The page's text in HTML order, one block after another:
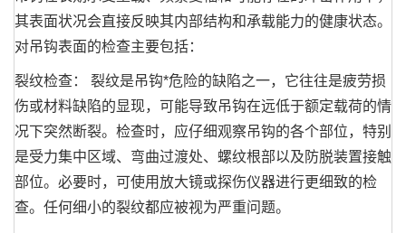
其表面状况会直接反映其内部结构和承载能力的健康状态。
对吊钩表面的检查主要包括：
裂纹检查： 裂纹是吊钩*危险的缺陷之一，它往往是疲劳损
伤或材料缺陷的显现，可能导致吊钩在远低于额定载荷的情
况下突然断裂。检查时，应仔细观察吊钩的各个部位，特别
是受力集中区域、弯曲过渡处、螺纹根部以及防脱装置接触
部位。必要时，可使用放大镜或探伤仪器进行更细致的检
查。任何细小的裂纹都应被视为严重问题。